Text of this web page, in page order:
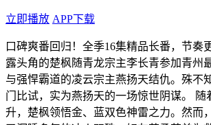
立即播放 APP下载
口碑爽番回归！全季16集精品长番，节奏
露头角的楚枫随青龙宗主李长青参加青州
与强悍霸道的凌云宗主燕扬天结仇。殊不
门比试，实为燕扬天的一场惊世阴谋。 随
升，楚枫领悟金、蓝双色神雷之力。然而